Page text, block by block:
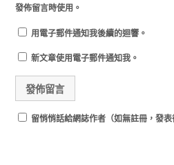
發佈留言時使用。
用電子郵件通知我後續的迴響。
新文章使用電子郵件通知我。
留悄悄話給網誌作者（如無註冊，發表